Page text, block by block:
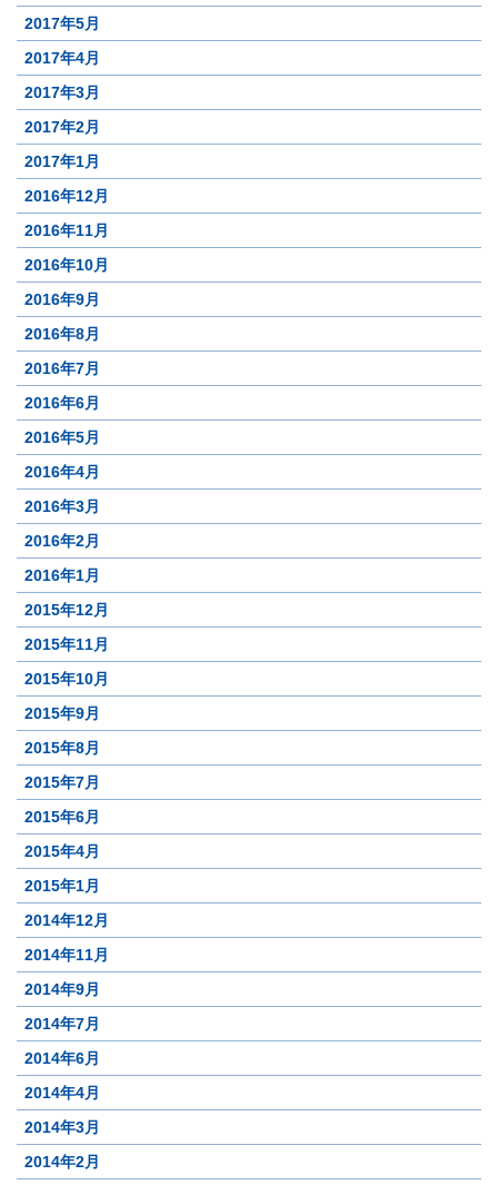
2017年5月
2017年4月
2017年3月
2017年2月
2017年1月
2016年12月
2016年11月
2016年10月
2016年9月
2016年8月
2016年7月
2016年6月
2016年5月
2016年4月
2016年3月
2016年2月
2016年1月
2015年12月
2015年11月
2015年10月
2015年9月
2015年8月
2015年7月
2015年6月
2015年4月
2015年1月
2014年12月
2014年11月
2014年9月
2014年7月
2014年6月
2014年4月
2014年3月
2014年2月